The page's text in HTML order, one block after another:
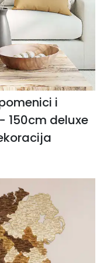
i
150cm deluxe